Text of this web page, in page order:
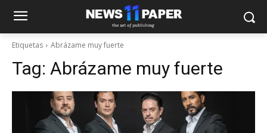
Etiquetas Abrázame muy fuerte
Tag: Abrázame muy fuerte